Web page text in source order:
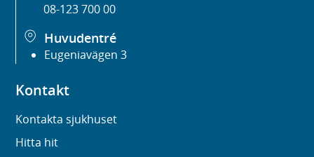
08-123 700 00
Huvudentré
Eugeniavägen 3
Kontakt
Kontakta sjukhuset
Hitta hit